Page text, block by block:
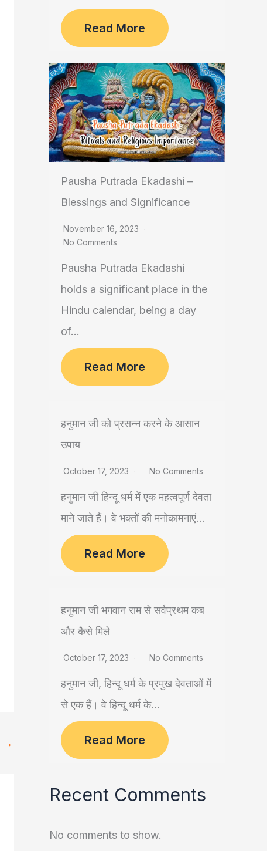
→
Read More
Pausha Putrada Ekadashi –
Blessings and Significance
November 16, 2023
No Comments
Pausha Putrada Ekadashi
holds a significant place in the
Hindu calendar, being a day
of...
Read More
हनुमान जी को प्रसन्न करने के आसान
उपाय
October 17, 2023 No Comments
हनुमान जी हिन्दू धर्म में एक महत्वपूर्ण देवता
माने जाते हैं। वे भक्तों की मनोकामनाएं...
Read More
हनुमान जी भगवान राम से सर्वप्रथम कब
और कैसे मिले
October 17, 2023 No Comments
हनुमान जी, हिन्दू धर्म के प्रमुख देवताओं में
से एक हैं। वे हिन्दू धर्म के...
Read More
Recent Comments
No comments to show.